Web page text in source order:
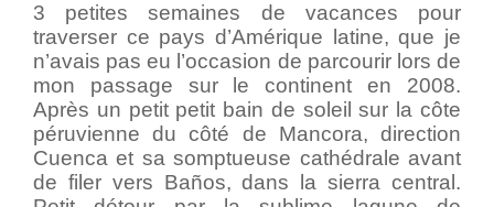
3 petites semaines de vacances pour
traverser ce pays d’Amérique latine, que je
n’avais pas eu l’occasion de parcourir lors de
mon passage sur le continent en 2008.
Après un petit petit bain de soleil sur la côte
péruvienne du côté de Mancora, direction
Cuenca et sa somptueuse cathédrale avant
de filer vers Baños, dans la sierra central.